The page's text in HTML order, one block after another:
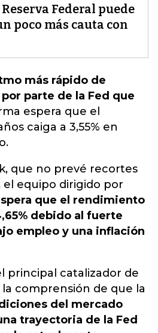
Federal puede
poco más cauta con
más rápido de
parte de la Fed que
espera que el
caiga a 3,55% en
que no prevé recortes
el equipo dirigido por
que el rendimiento
debido al fuerte
empleo y una inflación
principal catalizador de
la comprensión de que la
del mercado
trayectoria de la Fed